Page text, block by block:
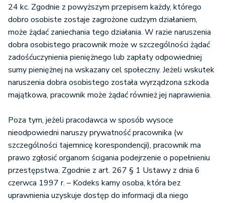
24 kc. Zgodnie z powyższym przepisem każdy, którego
dobro osobiste zostaje zagrożone cudzym działaniem,
może żądać zaniechania tego działania. W razie naruszenia
dobra osobistego pracownik może w szczególności żądać
zadośćuczynienia pieniężnego lub zapłaty odpowiedniej
sumy pieniężnej na wskazany cel społeczny. Jeżeli wskutek
naruszenia dobra osobistego została wyrządzona szkoda
majątkowa, pracownik może żądać również jej naprawienia.
Poza tym, jeżeli pracodawca w sposób wysoce
nieodpowiedni naruszy prywatność pracownika (w
szczególności tajemnicę korespondencji), pracownik ma
prawo zgłosić organom ścigania podejrzenie o popełnieniu
przestępstwa. Zgodnie z art. 267 § 1 Ustawy z dnia 6
czerwca 1997 r. – Kodeks karny osoba, która bez
uprawnienia uzyskuje dostęp do informacji dla niego